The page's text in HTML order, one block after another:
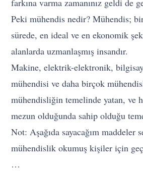
farkına varma zamanınız geldi de
Peki mühendis nedir? Mühendis;
sürede, en ideal ve en ekonomik
alanlarda uzmanlaşmış insandır.
Makine, elektrik-elektronik,
mühendisi ve daha birçok
mühendisliğin temelinde yatan, ve
mezun olduğunda sahip olduğu
Not: Aşağıda sayacağım maddeler
mühendislik okumuş kişiler için
…